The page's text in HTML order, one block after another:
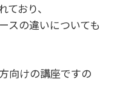
おり、
スの違いについても
向けの講座ですの